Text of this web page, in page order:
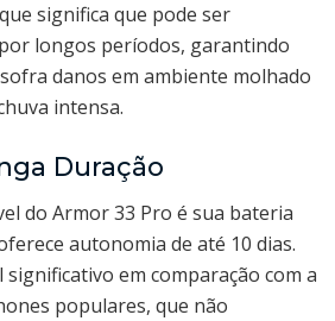
significa que pode ser
longos períodos, garantindo
danos em ambiente molhado
intensa.
Duração
do Armor 33 Pro é sua bateria
autonomia de até 10 dias.
em comparação com a
populares, que não